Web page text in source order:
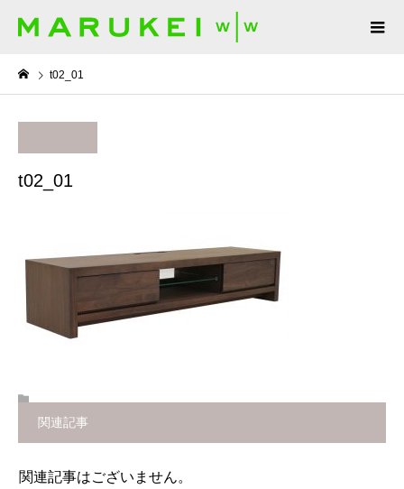
t02_01
t02_01
関連記事
関連記事はございません。